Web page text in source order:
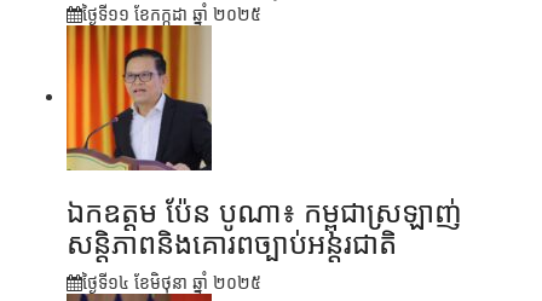
ថ្ងៃទី១១ ខែ​កក្កដា ឆ្នាំ ២០២៥
ឯកឧត្តម ប៉ែន បូណា៖ កម្ពុជាស្រឡាញ់
សន្តិភាពនិងគោរពច្បាប់អន្តរជាតិ
ថ្ងៃទី១៤ ខែ​មិថុនា ឆ្នាំ ២០២៥